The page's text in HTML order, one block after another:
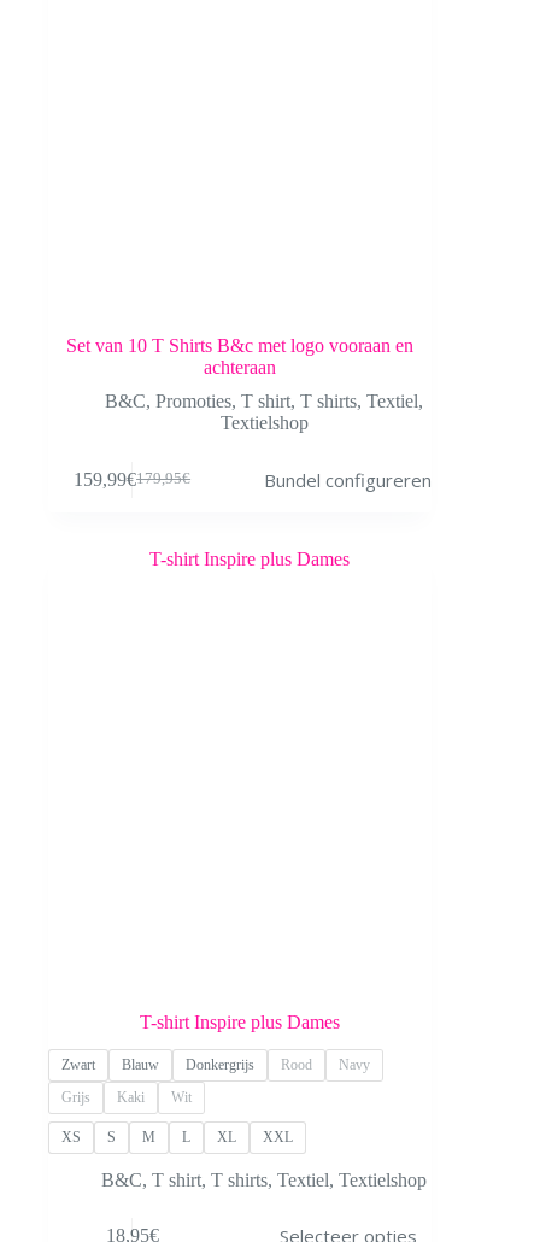
Set van 10 T Shirts B&c met logo vooraan en
achteraan
B&C,Promoties,T shirt,T shirts,Textiel,
Textielshop
179,95€
Oorspronkelijke
179,95€.
159,99€Huidige
159,99€.
Bundel configureren
T-shirt Inspire plus Dames
Zwart Blauw Donkergrijs Rood
Navy
Grijs
Kaki Wit
XS S M L XL XXL
B&C,T shirt,T shirts,Textiel,Textielshop
18,95€ Selecteer opties